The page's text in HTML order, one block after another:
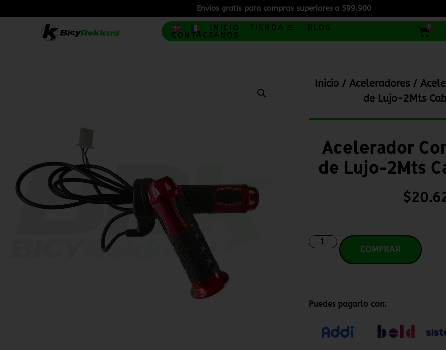
Envíos gratis para compras superiores a $99.900
INICIO TIENDA
BLOG
CONTÁCTANOS
0
Inicio / Aceleradores /
de Lujo-2Mts
Acelerador
de Lujo-2Mts
$
COMPRAR
Puedes pagarlo con: